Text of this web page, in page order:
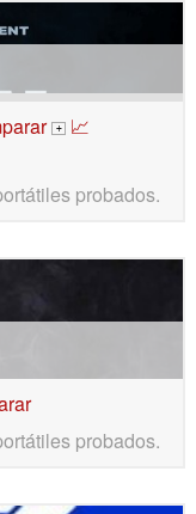
+ 📈
probados.
probados.